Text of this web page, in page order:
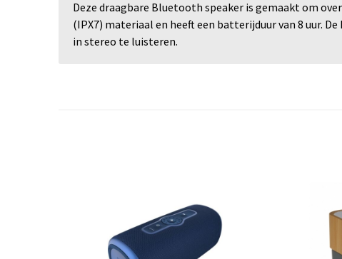
Deze draagbare Bluetooth speaker is gemaakt om
(IPX7) materiaal en heeft een batterijduur van 8 uur.
in stereo te luisteren.